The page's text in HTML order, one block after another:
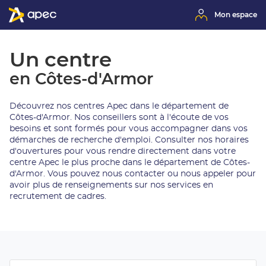
Mon espace
Un centre
en Côtes-d'Armor
Découvrez nos centres Apec dans le département de
Côtes-d'Armor. Nos conseillers sont à l'écoute de vos
besoins et sont formés pour vous accompagner dans vos
démarches de recherche d'emploi. Consulter nos horaires
d'ouvertures pour vous rendre directement dans votre
centre Apec le plus proche dans le département de Côtes-
d'Armor. Vous pouvez nous contacter ou nous appeler pour
avoir plus de renseignements sur nos services en
recrutement de cadres.